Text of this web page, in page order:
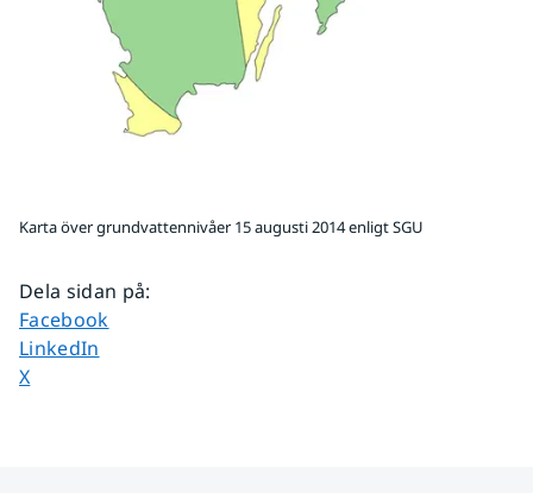
Karta över grundvattennivåer 15 augusti 2014 enligt SGU
Dela sidan på:
Dela sidan på
Facebook
Dela sidan på
LinkedIn
Dela sidan på
X